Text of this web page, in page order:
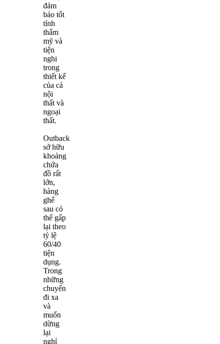
đảm
bảo tốt
tính
thẩm
mỹ và
tiện
nghi
trong
thiết kế
của cả
nội
thất và
ngoại
thất.
Outback
sở hữu
khoảng
chứa
đồ rất
lớn,
hàng
ghế
sau có
thể gấp
lại theo
tỷ lệ
60/40
tiện
dụng.
Trong
những
chuyến
đi xa
và
muốn
dừng
lại
nghỉ